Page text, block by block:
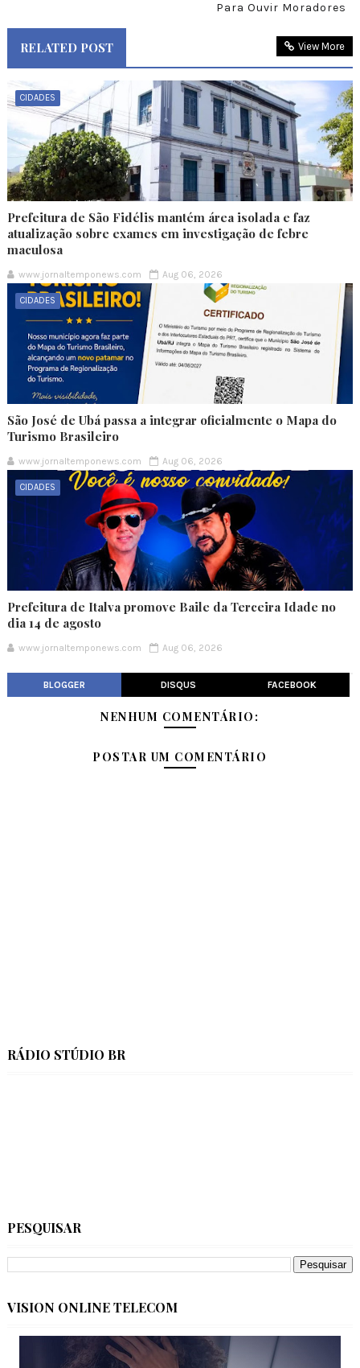
Para Ouvir Moradores
RELATED POST View More
CIDADES
Prefeitura de São Fidélis mantém área isolada e faz
atualização sobre exames em investigação de febre
maculosa
www.jornaltemponews.com Aug 06, 2026
CIDADES
São José de Ubá passa a integrar oficialmente o Mapa do
Turismo Brasileiro
www.jornaltemponews.com Aug 06, 2026
CIDADES
Prefeitura de Italva promove Baile da Terceira Idade no
dia 14 de agosto
www.jornaltemponews.com Aug 06, 2026
BLOGGER DISQUS FACEBOOK
NENHUM COMENTÁRIO:
POSTAR UM COMENTÁRIO
RÁDIO STÚDIO BR
PESQUISAR
VISION ONLINE TELECOM